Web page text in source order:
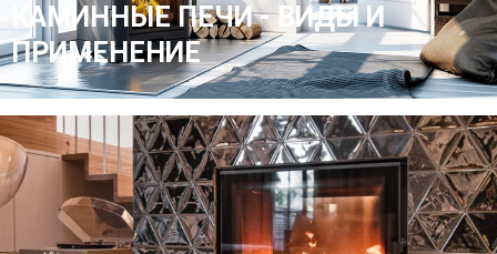
КАМИННЫЕ ПЕЧИ - ВИДЫ И
ПРИМЕНЕНИЕ